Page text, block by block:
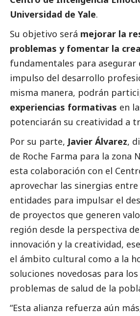
Universidad de Yale.
Su objetivo será mejorar la
problemas y fomentar la
fundamentales para asegurar
impulso del desarrollo
misma manera, podrán
experiencias formativas en
potenciarán su creatividad a
Por su parte, Javier Álvarez,
de Roche Farma para la zona
esta colaboración con el
aprovechar las sinergias entre
entidades para impulsar el
de proyectos que generen
región desde la perspectiva
innovación y la creatividad,
el ámbito cultural como a la
soluciones novedosas para
problemas de salud de la
“Esta alianza refuerza aún